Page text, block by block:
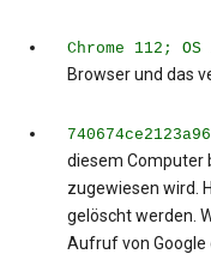
Chrome 112;
Browser und das
diesem Computer
zugewiesen wird.
gelöscht werden.
Aufruf von Google